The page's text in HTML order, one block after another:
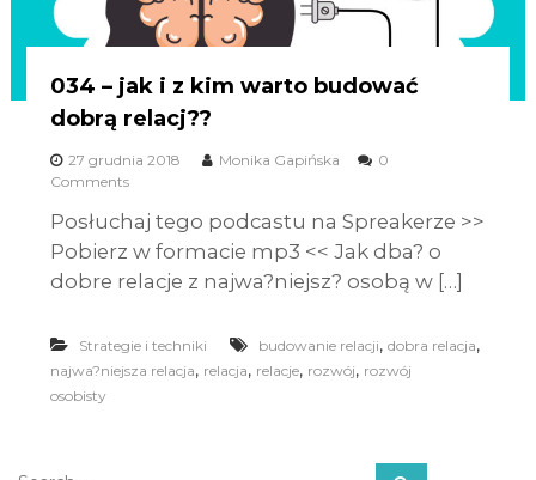
034 – jak i z kim warto budować
dobrą relacj??
27 grudnia 2018 Monika Gapińska
0
Comments
Posłuchaj tego podcastu na Spreakerze >>
Pobierz w formacie mp3 << Jak dba? o
dobre relacje z najwa?niejsz? osobą w […]
Strategie i techniki budowanie relacji, dobra relacja,
najwa?niejsza relacja, relacja, relacje, rozwój, rozwój
osobisty
S